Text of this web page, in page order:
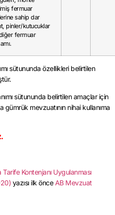
fermuar
sahip dar
pinler/kutucuklar
fermuar
sütununda özellikleri belirtilen
sütununda belirtilen amaçlar için
gümrük mevzuatının nihai kullanıma
Tarife Kontenjanı Uygulanması
yazısı ilk önce AB Mevzuat